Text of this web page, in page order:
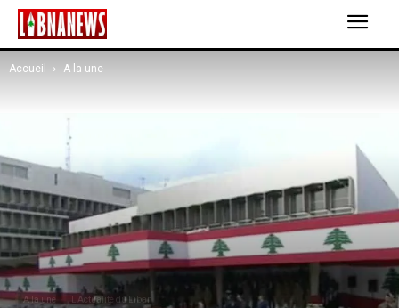
Accueil A la une
A la une L'Actualité du Liban